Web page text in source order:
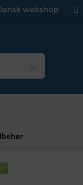
webshop